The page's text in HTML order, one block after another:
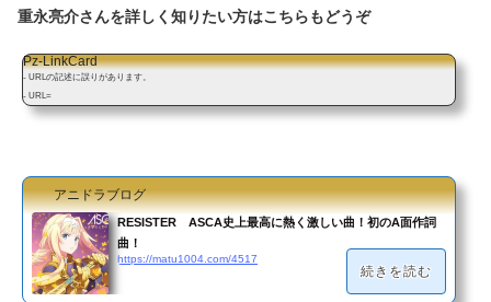
重永亮介さんを詳しく知りたい方はこちらもどうぞ
Pz-LinkCard
- URLの記述に誤りがあります。
- URL=
アニドラブログ
RESISTER ASCA史上最高に熱く激しい曲！初のA面作詞
曲！
https://matu1004.com/4517
続きを読む